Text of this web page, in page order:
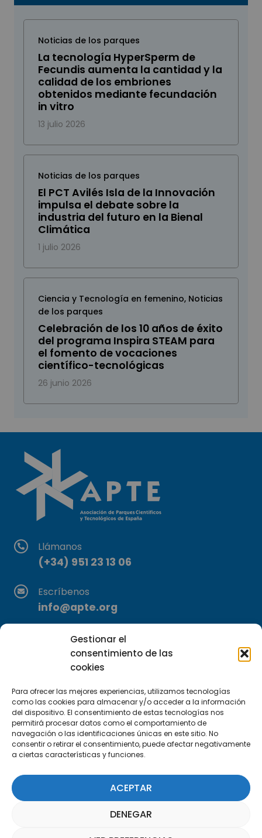
Gestionar el
consentimiento de las
cookies
Para ofrecer las mejores experiencias, utilizamos tecnologías
como las cookies para almacenar y/o acceder a la información
del dispositivo. El consentimiento de estas tecnologías nos
permitirá procesar datos como el comportamiento de
navegación o las identificaciones únicas en este sitio. No
consentir o retirar el consentimiento, puede afectar negativamente
a ciertas características y funciones.
ACEPTAR
DENEGAR
Noticias de los parques
La tecnología HyperSperm de
Fecundis aumenta la cantidad y la
calidad de los embriones
obtenidos mediante fecundación
in vitro
13 julio 2026
Noticias de los parques
El PCT Avilés Isla de la Innovación
impulsa el debate sobre la
industria del futuro en la Bienal
Climática
1 julio 2026
Ciencia y Tecnología en femenino, Noticias
de los parques
Celebración de los 10 años de éxito
del programa Inspira STEAM para
el fomento de vocaciones
científico-tecnológicas
26 junio 2026
Llámanos
(+34) 951 23 13 06
Escríbenos
info@apte.org
Encuéntranos
C/Marie Curie, 35
29590 Campanillas, Málaga
SUSCRÍBETE AQUÍ